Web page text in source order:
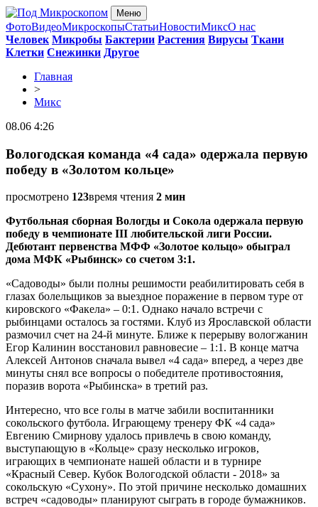
Меню
ФотоВидеоМикроскопыСтатьиНовостиМиксО нас
Человек Микробы Бактерии Растения Вирусы Ткани
Клетки Снежинки Другое
Главная
>
Микс
08.06 4:26
Вологодская команда «4 сада» одержала первую
победу в «Золотом кольце»
просмотрено 123время чтения 2 мин
Футбольная сборная Вологды и Сокола одержала первую
победу в чемпионате III любительской лиги России.
Дебютант первенства МФФ «Золотое кольцо» обыграл
дома МФК «Рыбинск» со счетом 3:1.
«Садоводы» были полны решимости реабилитировать себя в
глазах болельщиков за выездное поражение в первом туре от
кировского «Факела» – 0:1. Однако начало встречи с
рыбинцами осталось за гостями. Клуб из Ярославской области
размочил счет на 24-й минуте. Ближе к перерыву вологжанин
Егор Калинин восстановил равновесие – 1:1. В конце матча
Алексей Антонов сначала вывел «4 сада» вперед, а через две
минуты снял все вопросы о победителе противостояния,
поразив ворота «Рыбинска» в третий раз.
Интересно, что все голы в матче забили воспитанники
сокольского футбола. Играющему тренеру ФК «4 сада»
Евгению Смирнову удалось привлечь в свою команду,
выступающую в «Кольце» сразу несколько игроков,
играющих в чемпионате нашей области и в турнире
«Красный Север. Кубок Вологодской области - 2018» за
сокольскую «Сухону». По этой причине несколько домашних
встреч «садоводы» планируют сыграть в городе бумажников.